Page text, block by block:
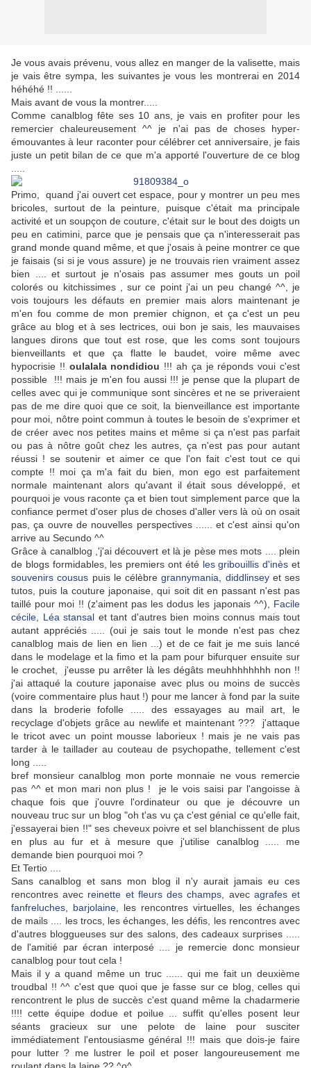
Je vous avais prévenu, vous allez en manger de la valisette, mais
je vais être sympa, les suivantes je vous les montrerai en 2014
héhéhé !! ......
Mais avant de vous la montrer.....
Comme canalblog fête ses 10 ans, je vais en profiter pour les
remercier chaleureusement ^^ je n'ai pas de choses hyper-
émouvantes à leur raconter pour célébrer cet anniversaire, je fais
juste un petit bilan de ce que m'a apporté l'ouverture de ce blog
Primo, quand j'ai ouvert cet espace, pour y montrer un peu mes
bricoles, surtout de la peinture, puisque c'était ma principale
activité et un soupçon de couture, c'était sur le bout des doigts un
peu en catimini, parce que je pensais que ça n'interesserait pas
grand monde quand même, et que j'osais à peine montrer ce que
je faisais (si si je vous assure) je ne trouvais rien vraiment assez
bien .... et surtout je n'osais pas assumer mes gouts un poil
colorés ou kitchissimes , sur ce point j'ai un peu changé ^^, je
vois toujours les défauts en premier mais alors maintenant je
m'en fou comme de mon premier chignon, et ça c'est un peu
grâce au blog et à ses lectrices, oui bon je sais, les mauvaises
langues dirons que tout est rose, que les coms sont toujours
bienveillants et que ça flatte le baudet, voire même avec
hypocrisie !! oulalala nondidiou !!! ah ça je réponds voui c'est
possible !!! mais je m'en fou aussi !!! je pense que la plupart de
celles avec qui je communique sont sincères et ne se priveraient
pas de me dire quoi que ce soit, la bienveillance est importante
pour moi, nôtre point commun à toutes le besoin de s'exprimer et
de créer avec nos petites mains et même si ça n'est pas parfait
ou pas à nôtre goût chez les autres, ça n'est pas pour autant
réussi ! se soutenir et aimer ce que l'on fait c'est tout ce qui
compte !! moi ça m'a fait du bien, mon ego est parfaitement
normale maintenant alors qu'avant il était sous développé, et
pourquoi je vous raconte ça et bien tout simplement parce que la
confiance permet d'oser plus de choses d'aller vers là où on osait
pas, ça ouvre de nouvelles perspectives ...... et c'est ainsi qu'on
arrive au Secundo ^^
Grâce à canalblog ,'j'ai découvert et là je pèse mes mots .... plein
de blogs formidables, les premiers ont été les gribouillis d'inès et
souvenirs cousus puis le célèbregrannymania, diddlinseyet ses
tutos, puis la couture japonaise, qui soit dit en passant n'est pas
taillé pour moi !! (z'aiment pas les dodus les japonais ^^), Facile
cécile
Léa stansal et tant d'autres bien moins connus mais tout
autant appréciés ..... (oui je sais tout le monde n'est pas chez
canalblog mais de lien en lien ...) et de ce fait je me suis lancé
dans le modelage et la fimo et la pam pour bifurquer ensuite sur
le crochet, j'eusse pu arrêter là les dégâts meuhhhhhhhh non !!
j'ai attaqué la couture japonaise avec plus ou moins de succès
(voire commentaire plus haut !) pour me lancer à fond par la suite
dans la broderie fofolle ..... des essayages au mail art, le
recyclage d'objets grâce au newlife et maintenant ??? j'attaque
le tricot avec un point mousse laborieux ! mais je ne vais pas
tarder à le taillader au couteau de psychopathe, tellement c'est
long .....
bref monsieur canalblog mon porte monnaie ne vous remercie
pas ^^ et mon mari non plus ! je le vois saisi par l'angoisse à
chaque fois que j'ouvre l'ordinateur ou que je découvre un
nouveau truc sur un blog "oh t'as vu ça c'est génial ce qu'elle fait,
j'essayerai bien !!" ses cheveux poivre et sel blanchissent de plus
en plus au fur et à mesure que j'utilise canalblog ..... me
demande bien pourquoi moi ?
Et Tertio ....
Sans canalblog et sans mon blog il n'y aurait jamais eu ces
rencontres avec reinette et fleurs des champs , avec agrafes et
fanfreluches
barjolaine,
les rencontres virtuelles, les échanges
de mails .... les trocs, les échanges, les défis, les rencontres avec
d'autres bloggueuses sur des salons, des cadeaux surprises .....
de l'amitié par écran interposé .... je remercie donc monsieur
canalblog pour tout cela !
Mais il y a quand même un truc ...... qui me fait un deuxième
troudbal !! ^^ c'est que quoi que je fasse sur ce blog, celles qui
rencontrent le plus de succès c'est quand même la chadarmerie
!!!! cette équipe dodue et poilue ... suffit qu'elles posent leur
séants gracieux sur une pelote de laine pour susciter
immédiatement l'entousiasme général !!! mais que dois-je faire
pour lutter ? me lustrer le poil et poser langoureusement me